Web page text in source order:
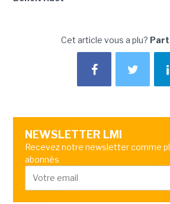
Cet article vous a plu?
NEWSLETTER LMI
Recevez notre newsletter comme
abonnés